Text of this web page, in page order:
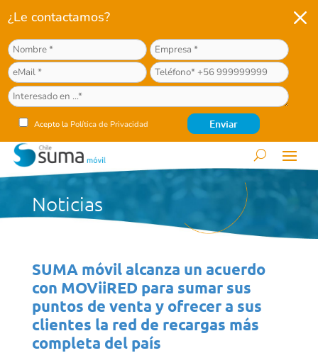
¿Le contactamos?
Acepto la Política de Privacidad
M
Noticias
SUMA móvil alcanza un acuerdo
con MOViiRED para sumar sus
puntos de venta y ofrecer a sus
clientes la red de recargas más
completa del país